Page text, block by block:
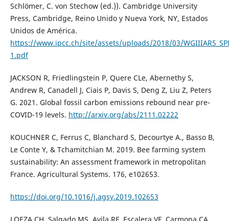
Schlömer, C. von Stechow (ed.)). Cambridge University
Press, Cambridge, Reino Unido y Nueva York, NY, Estados
Unidos de América.
https://www.ipcc.ch/site/assets/uploads/2018/03/
1.pdf
JACKSON R, Friedlingstein P, Quere CLe, Abernethy S,
Andrew R, Canadell J, Ciais P, Davis S, Deng Z, Liu Z, Peters
G. 2021. Global fossil carbon emissions rebound near pre-
COVID-19 levels. http://arxiv.org/abs/2111.02222
KOUCHNER C, Ferrus C, Blanchard S, Decourtye A., Basso B,
Le Conte Y, & Tchamitchian M. 2019. Bee farming system
sustainability: An assessment framework in metropolitan
France. Agricultural Systems. 176, e102653.
https://doi.org/10.1016/j.agsy.2019.102653